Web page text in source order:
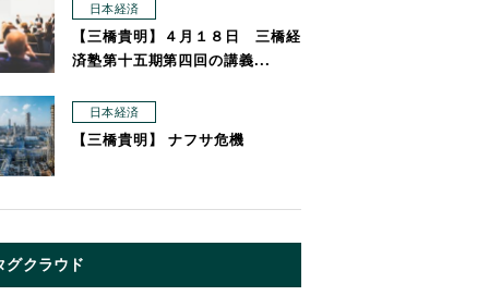
日本経済
【三橋貴明】４月１８日 三橋経
済塾第十五期第四回の講義...
日本経済
【三橋貴明】 ナフサ危機
グクラウド